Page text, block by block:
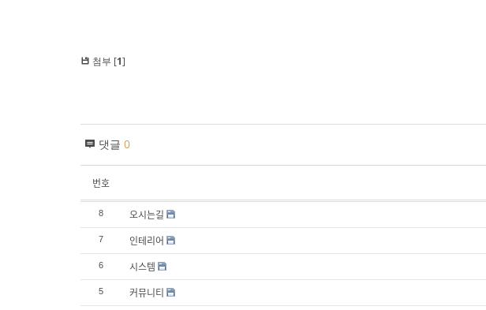
첨부 [1]
댓글 0
번호
8 오시는길
7 인테리어
6 시스템
5 커뮤니티